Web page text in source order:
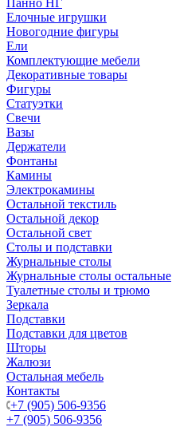
Панно НГ
Елочные игрушки
Новогодние фигуры
Ели
Комплектующие мебели
Декоративные товары
Фигуры
Статуэтки
Свечи
Вазы
Держатели
Фонтаны
Камины
Электрокамины
Остальной текстиль
Остальной декор
Остальной свет
Столы и подставки
Журнальные столы
Журнальные столы остальные
Туалетные столы и трюмо
Зеркала
Подставки
Подставки для цветов
Шторы
Жалюзи
Остальная мебель
Контакты
+7 (905) 506-9356
+7 (905) 506-9356